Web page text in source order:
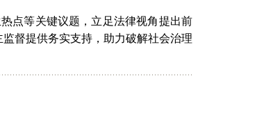
点等关键议题，立足法律视角提出前
督提供务实支持，助力破解社会治理